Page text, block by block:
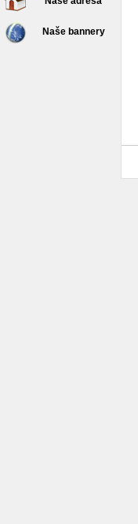
Naše bannery